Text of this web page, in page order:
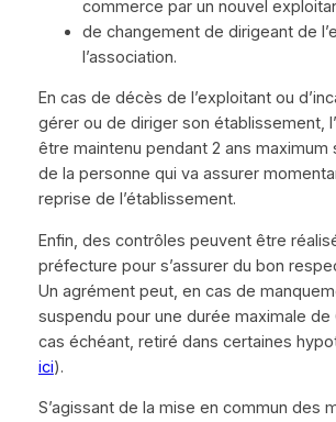
commerce par un nouvel
de changement de dirigeant de
l’association.
En cas de décès de l’exploitant ou
gérer ou de diriger son établissement,
être maintenu pendant 2 ans maximum
de la personne qui va assurer
reprise de l’établissement.
Enfin, des contrôles peuvent être
préfecture pour s’assurer du bon
Un agrément peut, en cas de
suspendu pour une durée maximale de
cas échéant, retiré dans certaines
ici).
S’agissant de la mise en commun des